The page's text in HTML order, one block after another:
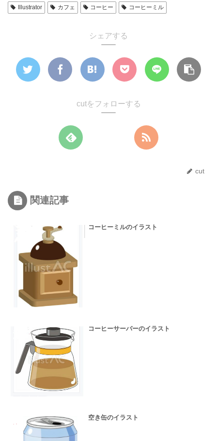
Illustrator カフェ コーヒー コーヒーミル
シェアする
cutをフォローする
cut
関連記事
コーヒーミルのイラスト
コーヒーサーバーのイラスト
空き缶のイラスト